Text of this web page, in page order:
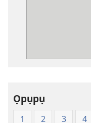
Ọpụpụ
1 2 3 4